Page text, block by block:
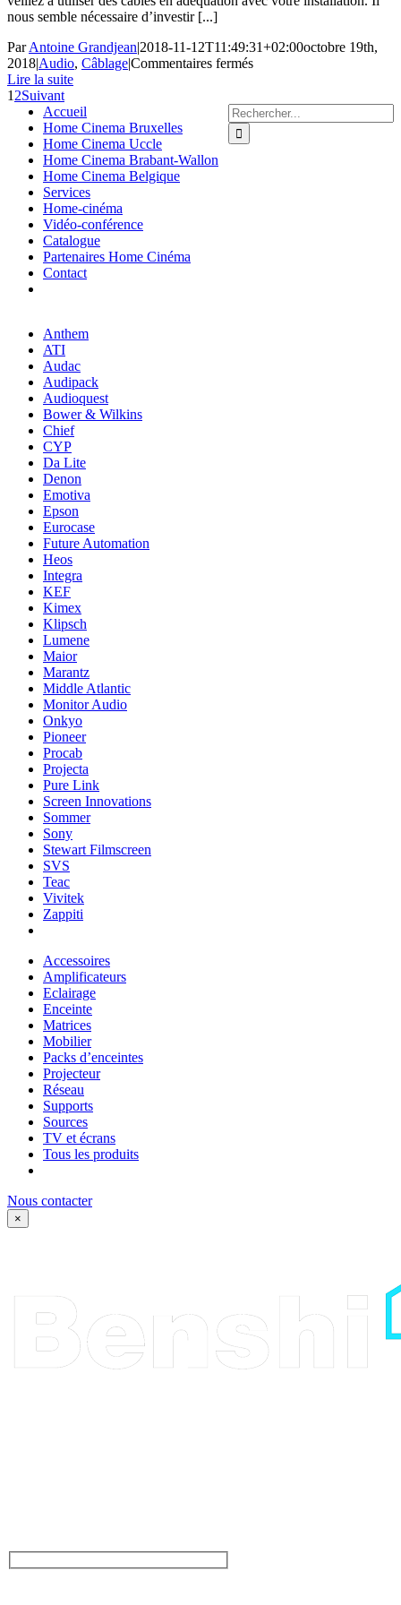
nous semble nécessaire d’investir [...]
ParAntoine Grandjean|2018-11-12T11:49:31+02:00octobre 19th,
2018|Audio, Câblage|Commentaires ferméssur
et
la
Lire la suite
1 2Suivant
Rechercher:
Accueil
Home Cinema Bruxelles
Home Cinema Uccle
Home Cinema Brabant-Wallon
Home Cinema Belgique
Services
Home-cinéma
Vidéo-conférence
Catalogue
Partenaires Home Cinéma
Contact
Anthem
ATI
Audac
Audipack
Audioquest
Bower & Wilkins
Chief
CYP
Da Lite
Denon
Emotiva
Epson
Eurocase
Future Automation
Heos
Integra
KEF
Kimex
Klipsch
Lumene
Maior
Marantz
Middle Atlantic
Monitor Audio
Onkyo
Pioneer
Procab
Projecta
Pure Link
Screen Innovations
Sommer
Sony
Stewart Filmscreen
SVS
Teac
Vivitek
Zappiti
Accessoires
Amplificateurs
Eclairage
Enceinte
Matrices
Mobilier
Packs d’enceintes
Projecteur
Réseau
Supports
Sources
TV et écrans
Tous les produits
Nous contacter
×